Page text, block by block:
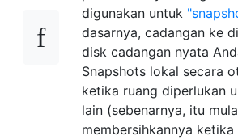
digunakan untuk
dasarnya, cadangan ke
disk cadangan nyata
Snapshots lokal secara
ketika ruang diperlukan
lain (sebenarnya, itu
membersihkannya